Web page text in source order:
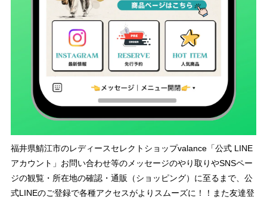
福井県鯖江市のレディースセレクトショップvalance「公式 LINE
アカウント」お問い合わせ等のメッセージのやり取りやSNSペー
ジの観覧・所在地の確認・通販（ショッピング）に至るまで、公
式LINEのご登録で各種アクセスがよりスムーズに！！また友達登